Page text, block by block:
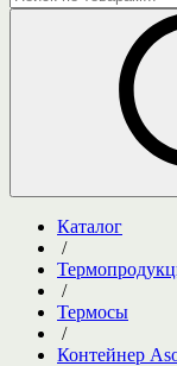
Каталог
/
/
Термосы
/
Контейнер